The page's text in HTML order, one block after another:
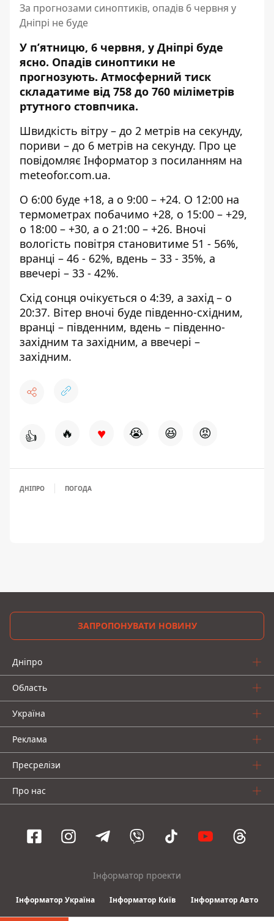
За прогнозами синоптиків, опадів 6 червня у
Дніпрі не буде
У п’ятницю, 6 червня, у Дніпрі буде
ясно. Опадів синоптики не
прогнозують. Атмосферний тиск
складатиме від 758 до 760 міліметрів
ртутного стовпчика.
Швидкість вітру – до 2 метрів на секунду,
пориви – до 6 метрів на секунду. Про це
повідомляє Інформатор з посиланням на
meteofor.com.ua.
О 6:00 буде +18, а о 9:00 – +24. О 12:00 на
термометрах побачимо +28, о 15:00 – +29,
о 18:00 – +30, а о 21:00 – +26. Вночі
вологість повітря становитиме 51 - 56%,
вранці – 46 - 62%, вдень – 33 - 35%, а
ввечері – 33 - 42%.
Схід сонця очікується о 4:39, а захід – о
20:37. Вітер вночі буде південно-східним,
вранці – південним, вдень – південно-
західним та західним, а ввечері –
західним.
👍 🔥 ♥ 😭 😆 😡
ДНІПРО ПОГОДА
ЗАПРОПОНУВАТИ НОВИНУ
Дніпро
Область
Україна
Реклама
Пресрелізи
Про нас
Інформатор проекти
Інформатор Україна Інформатор Київ Інформатор Авто